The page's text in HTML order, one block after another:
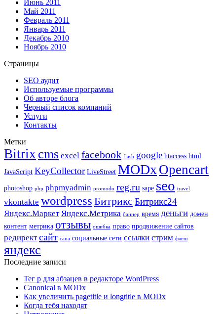
Июнь 2011
Май 2011
Февраль 2011
Январь 2011
Декабрь 2010
Ноябрь 2010
Страницы
SEO аудит
Используемые программы
Об авторе блога
Черный список компаний
Услуги
Контакты
Метки
Bitrix cms excel facebook flash google htaccess html
JavaScript KeyCollector LiveStreet MODx Opencart
photoshop php phpmyadmin promodo reg.ru sape seo travel
vkontakte wordpress Битрикс Битрикс24
Яндекс.Маркет Яндекс.Метрика баннер время деньги домен
контент метрика отзывы ошибка право продвижение сайтов
редирект сайт сапа социальные сети ссылки стрим флеш
яндекс
Последние записи
Тег p для абзацев в редакторе WordPress
Canonical в MODx
Как увеличить pagetitle и longtitle в MODx
Когда тебя находят